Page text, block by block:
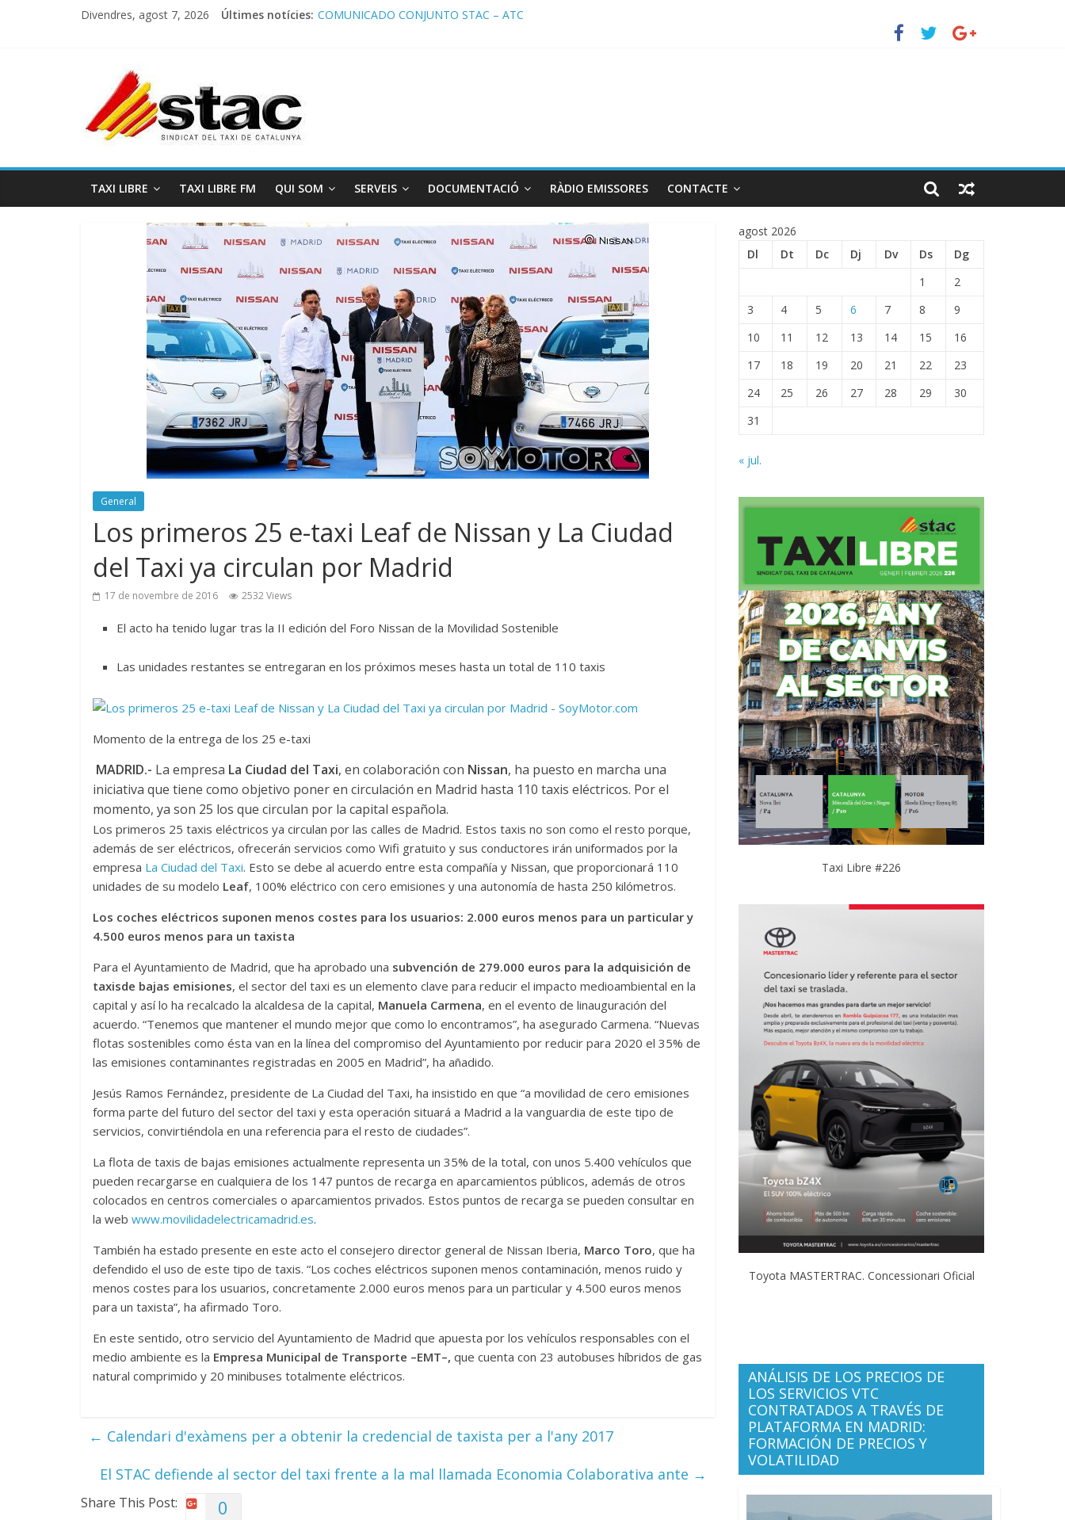
Divendres, agost 7, 2026 Últimes notícies: COMUNICADO CONJUNTO STAC – ATC
TAXI LIBRE TAXI LIBRE FM QUI SOM SERVEIS DOCUMENTACIÓ RÀDIO EMISSORES CONTACTE
General
Los primeros 25 e-taxi Leaf de Nissan y La Ciudad
del Taxi ya circulan por Madrid
17 de novembre de 2016 2532 Views
El acto ha tenido lugar tras la II edición del Foro Nissan de la Movilidad Sostenible
Las unidades restantes se entregaran en los próximos meses hasta un total de 110 taxis
Momento de la entrega de los 25 e-taxi
MADRID.- La empresa La Ciudad del Taxi, en colaboración con Nissan, ha puesto en marcha una
iniciativa que tiene como objetivo poner en circulación en Madrid hasta 110 taxis eléctricos. Por el
momento, ya son 25 los que circulan por la capital española.
Los primeros 25 taxis eléctricos ya circulan por las calles de Madrid. Estos taxis no son como el resto porque,
además de ser eléctricos, ofrecerán servicios como Wifi gratuito y sus conductores irán uniformados por la
empresa La Ciudad del Taxi. Esto se debe al acuerdo entre esta compañía y Nissan, que proporcionará 110
unidades de su modelo Leaf, 100% eléctrico con cero emisiones y una autonomía de hasta 250 kilómetros.
Los coches eléctricos suponen menos costes para los usuarios: 2.000 euros menos para un particular y
4.500 euros menos para un taxista
Para el Ayuntamiento de Madrid, que ha aprobado una subvención de 279.000 euros para la adquisición de
taxisde bajas emisiones, el sector del taxi es un elemento clave para reducir el impacto medioambiental en la
capital y así lo ha recalcado la alcaldesa de la capital, Manuela Carmena, en el evento de linauguración del
acuerdo. “Tenemos que mantener el mundo mejor que como lo encontramos”, ha asegurado Carmena. “Nuevas
flotas sostenibles como ésta van en la línea del compromiso del Ayuntamiento por reducir para 2020 el 35% de
las emisiones contaminantes registradas en 2005 en Madrid”, ha añadido.
Jesús Ramos Fernández, presidente de La Ciudad del Taxi, ha insistido en que “a movilidad de cero emisiones
forma parte del futuro del sector del taxi y esta operación situará a Madrid a la vanguardia de este tipo de
servicios, convirtiéndola en una referencia para el resto de ciudades”.
La flota de taxis de bajas emisiones actualmente representa un 35% de la total, con unos 5.400 vehículos que
pueden recargarse en cualquiera de los 147 puntos de recarga en aparcamientos públicos, además de otros
colocados en centros comerciales o aparcamientos privados. Estos puntos de recarga se pueden consultar en
la web www.movilidadelectricamadrid.es.
También ha estado presente en este acto el consejero director general de Nissan Iberia, Marco Toro, que ha
defendido el uso de este tipo de taxis. “Los coches eléctricos suponen menos contaminación, menos ruido y
menos costes para los usuarios, concretamente 2.000 euros menos para un particular y 4.500 euros menos
para un taxista”, ha afirmado Toro.
En este sentido, otro servicio del Ayuntamiento de Madrid que apuesta por los vehículos responsables con el
medio ambiente es la Empresa Municipal de Transporte –EMT–, que cuenta con 23 autobuses híbridos de gas
natural comprimido y 20 minibuses totalmente eléctricos.
← Calendari d'exàmens per a obtenir la credencial de taxista per a l'any 2017
El STAC defiende al sector del taxi frente a la mal llamada Economia Colaborativa ante →
Share This Post: 0
agost 2026
Dl
Dt Dc Dj Dv Ds
Dg
1
2
3
4 5 6 7 8
9
10
11 12 13 14 15
16
17
18 19 20 21 22
23
24
25 26 27 28 29
30
31
« jul.
Taxi Libre #226
Toyota MASTERTRAC. Concessionari Oficial
ANÁLISIS DE LOS PRECIOS DE
LOS SERVICIOS VTC
CONTRATADOS A TRAVÉS DE
PLATAFORMA EN MADRID:
FORMACIÓN DE PRECIOS Y
VOLATILIDAD